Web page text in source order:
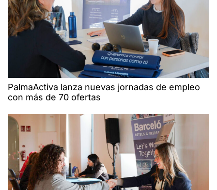
PalmaActiva lanza nuevas jornadas de empleo
con más de 70 ofertas